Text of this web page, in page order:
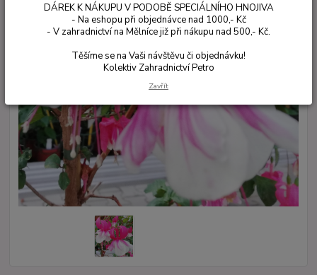
DÁREK K NÁKUPU V PODOBĚ SPECIÁLNÍHO HNOJIVA
- Na eshopu při objednávce nad 1000,- Kč
- V zahradnictví na Mělníce již při nákupu nad 500,- Kč.
Těšíme se na Vaši návštěvu či objednávku!
Kolektiv Zahradnictví Petro
Zavřít